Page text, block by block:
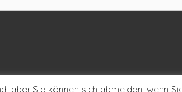
aber Sie können sich abmelden, wenn